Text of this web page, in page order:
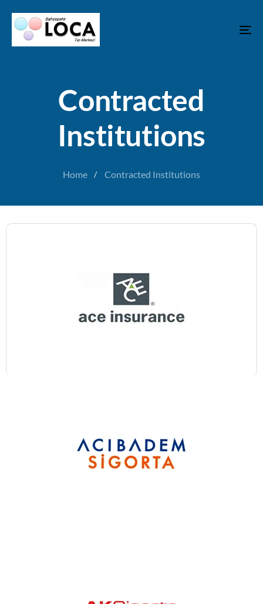
Contracted
Institutions
Home Contracted Institutions